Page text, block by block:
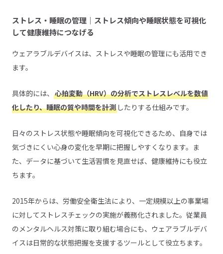
ストレス・睡眠の管理｜ストレス傾向や睡眠状態を可視化
して健康維持につなげる
ウェアラブルデバイスは、ストレスや睡眠の管理にも活用でき
ます。
具体的には、 心拍変動（HRV）の分析でストレスレベルを数値
化したり、睡眠の質や時間を計測 したりする仕組みです。
日々のストレス状態や睡眠傾向を可視化できるため、自身では
気づきにくい心身の変化を早期に把握しやすくなります。ま
た、データに基づいて生活習慣を見直せば、健康維持にも役立
ちます。
2015年からは、労働安全衛生法により、一定規模以上の事業場
に対してストレスチェックの実施が義務化されました。従業員
のメンタルヘルス対策に取り組む場合にも、ウェアラブルデバ
イスは日常的な状態把握を支援するツールとして役立ちます。